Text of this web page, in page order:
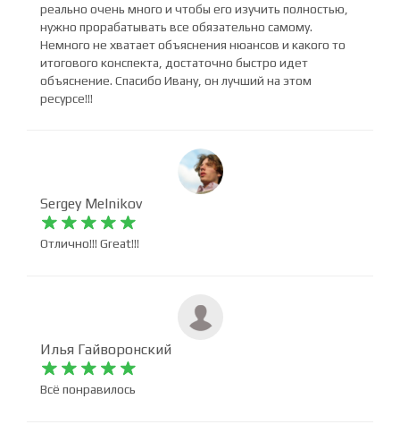
реально очень много и чтобы его изучить полностью,
нужно прорабатывать все обязательно самому.
Немного не хватает объяснения нюансов и какого то
итогового конспекта, достаточно быстро идет
объяснение. Спасибо Ивану, он лучший на этом
ресурсе!!!
Sergey Melnikov
    
    
Отлично!!! Great!!!
Илья Гайворонский
    
    
Всё понравилось